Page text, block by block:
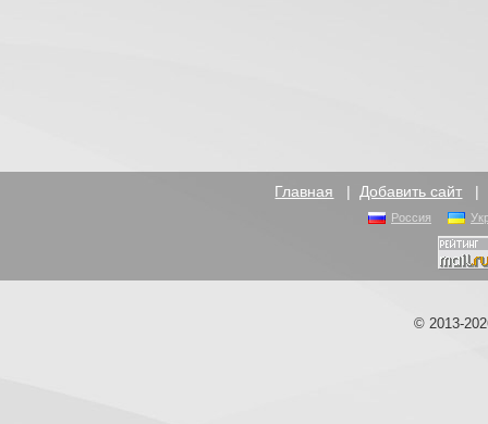
Главная | Добавить сайт |
Россия
© 2013-